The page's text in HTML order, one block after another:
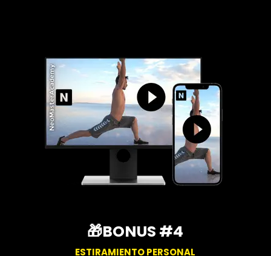
🎁BONUS #4
ESTIRAMIENTO PERSONAL